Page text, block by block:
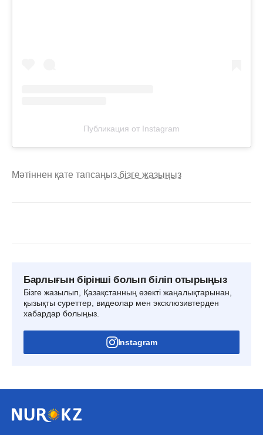
Публикация от Instagram
Мәтіннен қате тапсаңыз,бізге жазыңыз
Барлығын бірінші болып біліп отырыңыз
Бізге жазылып, Қазақстанның өзекті жаңалықтарынан,
қызықты суреттер, видеолар мен эксклюзивтерден
хабардар болыңыз.
Instagram